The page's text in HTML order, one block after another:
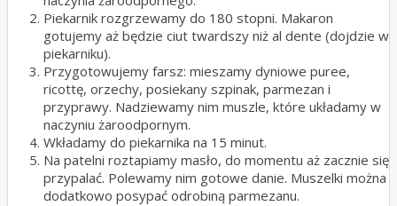
Piekarnik rozgrzewamy do 180 stopni. Makaron
gotujemy aż będzie ciut twardszy niż al dente (dojdzie w
piekarniku).
Przygotowujemy farsz: mieszamy dyniowe puree,
ricottę, orzechy, posiekany szpinak, parmezan i
przyprawy. Nadziewamy nim muszle, które układamy w
naczyniu żaroodpornym.
Wkładamy do piekarnika na 15 minut.
Na patelni roztapiamy masło, do momentu aż zacznie się
przypalać. Polewamy nim gotowe danie. Muszelki można
dodatkowo posypać odrobiną parmezanu.